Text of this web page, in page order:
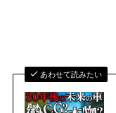
あわせて読みたい